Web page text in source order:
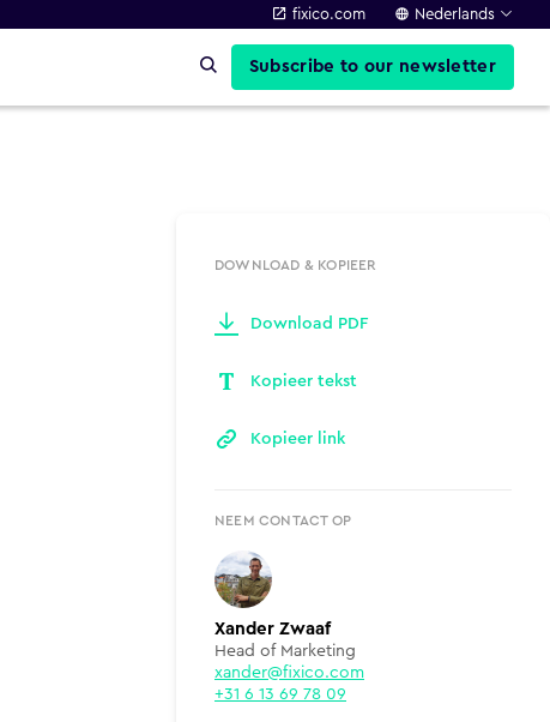
fixico.com Nederlands
Subscribe to our newsletter
DOWNLOAD & KOPIEER
Download PDF
Kopieer tekst
Kopieer link
NEEM CONTACT OP
Xander Zwaaf
Head of Marketing
xander@fixico.com
+31 6 13 69 78 09